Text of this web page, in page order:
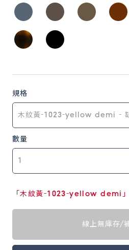
規格
數量
「木紋黃-1023-yellow demi」
線上無庫存/